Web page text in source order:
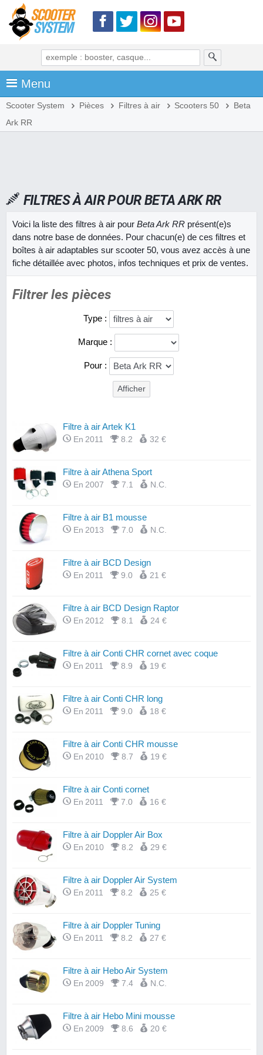
Menu
Scooter System Pièces Filtres à air Scooters 50
Beta
Ark RR
FILTRES À AIR POUR BETA ARK RR
Voici la liste des filtres à air pour Beta Ark RR présent(e)s
dans notre base de données. Pour chacun(e) de ces filtres et
boîtes à air adaptables sur scooter 50, vous avez accès à une
fiche détaillée avec photos, infos techniques et prix de ventes.
Filtrer les pièces
Type :
Marque :
Pour :
Filtre à air Artek K1
En 2011 8.2 32 €
Filtre à air Athena Sport
En 2007 7.1 N.C.
Filtre à air B1 mousse
En 2013 7.0 N.C.
Filtre à air BCD Design
En 2011 9.0 21 €
Filtre à air BCD Design Raptor
En 2012 8.1 24 €
Filtre à air Conti CHR cornet avec coque
En 2011 8.9 19 €
Filtre à air Conti CHR long
En 2011 9.0 18 €
Filtre à air Conti CHR mousse
En 2010 8.7 19 €
Filtre à air Conti cornet
En 2011 7.0 16 €
Filtre à air Doppler Air Box
En 2010 8.2 29 €
Filtre à air Doppler Air System
En 2011 8.2 25 €
Filtre à air Doppler Tuning
En 2011 8.2 27 €
Filtre à air Hebo Air System
En 2009 7.4 N.C.
Filtre à air Hebo Mini mousse
En 2009 8.6 20 €